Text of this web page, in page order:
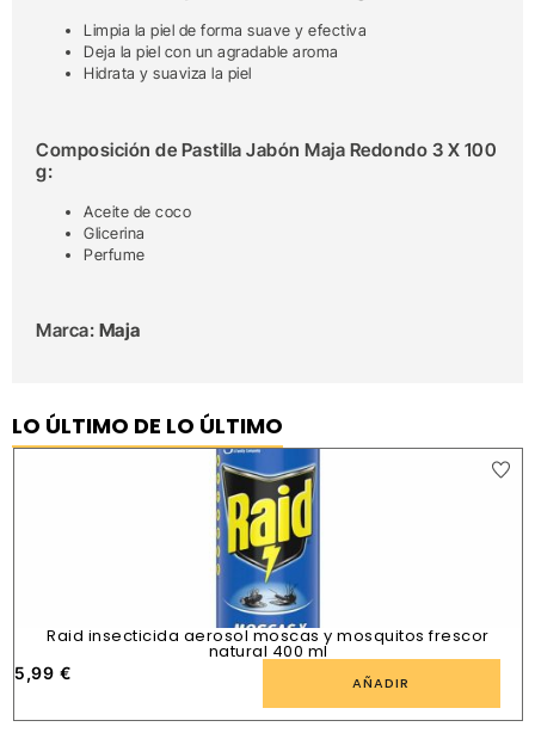
Limpia la piel de forma suave y efectiva
Deja la piel con un agradable aroma
Hidrata y suaviza la piel
Composición de Pastilla Jabón Maja Redondo 3 X 100
g:
Aceite de coco
Glicerina
Perfume
Marca: Maja
LO ÚLTIMO DE LO ÚLTIMO
Raid insecticida aerosol moscas y mosquitos frescor
natural 400 ml
5,99 € AÑADIR